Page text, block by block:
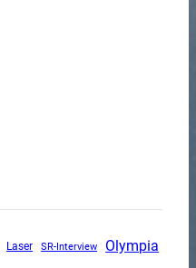
Laser SR-Interview Olympia